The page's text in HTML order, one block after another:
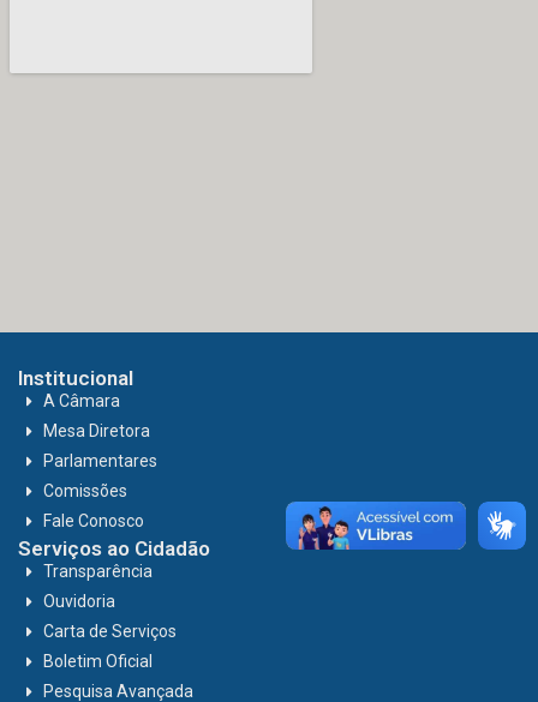
Institucional
A Câmara
Mesa Diretora
Parlamentares
Comissões
Fale Conosco
Serviços ao Cidadão
Transparência
Ouvidoria
Carta de Serviços
Boletim Oficial
Pesquisa Avançada